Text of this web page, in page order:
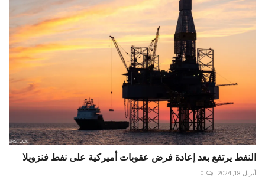
النفط يرتفع بعد إعادة فرض عقوبات أميركية على نفط فنزويلا
أبريل 18, 2024 0